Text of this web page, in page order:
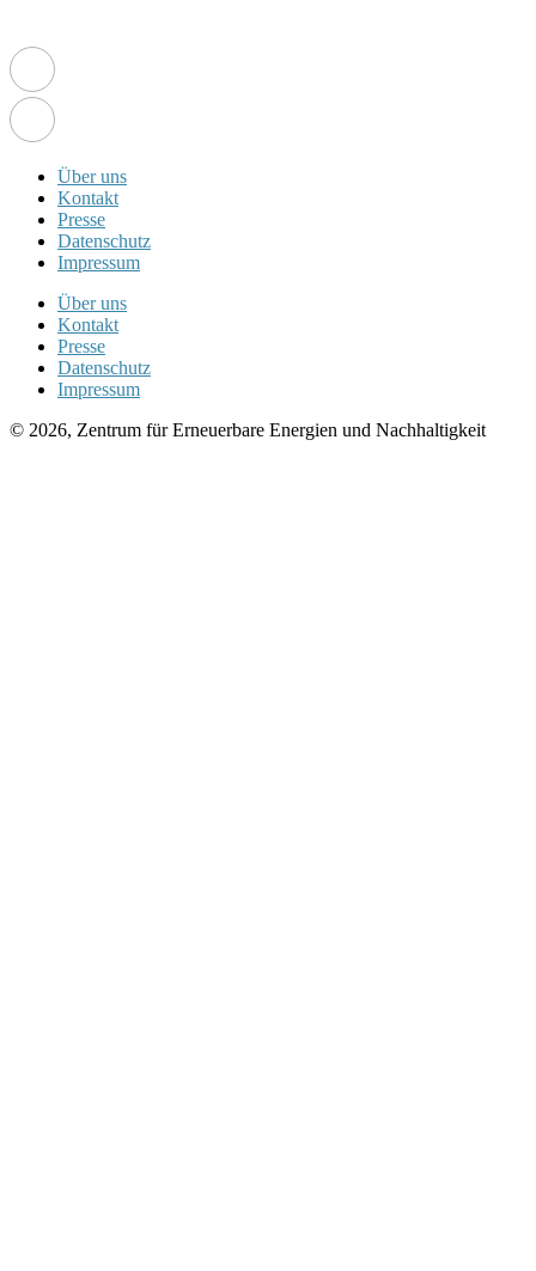
Über uns
Kontakt
Presse
Datenschutz
Impressum
Über uns
Kontakt
Presse
Datenschutz
Impressum
© 2026, Zentrum für Erneuerbare Energien und Nachhaltigkeit